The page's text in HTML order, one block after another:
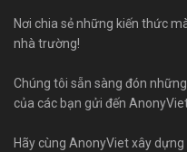
Nơi chia sẻ những kiến thức
nhà trường!
Chúng tôi sẵn sàng đón
của các bạn gửi đến
Hãy cùng AnonyViet xây